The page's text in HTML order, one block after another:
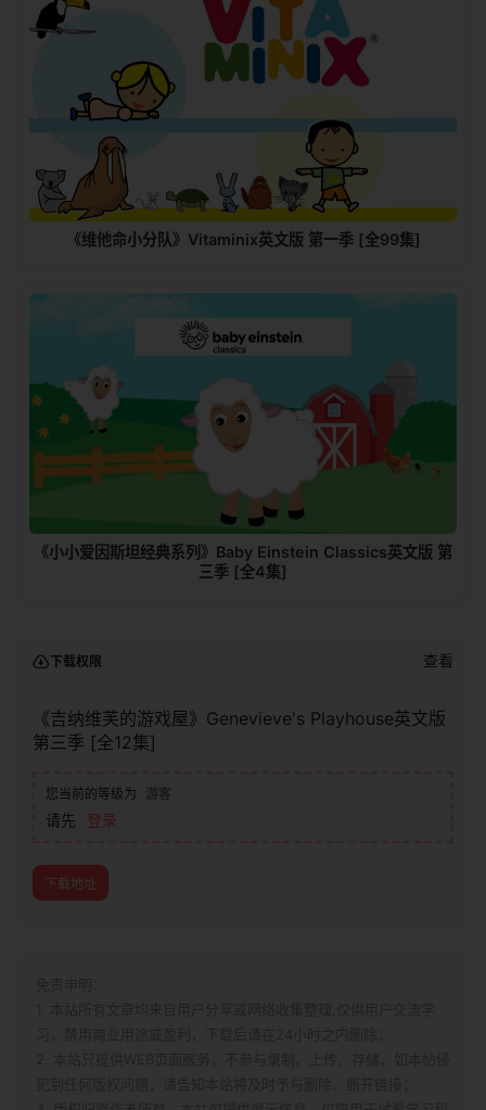
《维他命小分队》Vitaminix英文版 第一季 [全99集]
《小小爱因斯坦经典系列》Baby Einstein Classics英文版 第
三季 [全4集]
下载权限 查看
《吉纳维芙的游戏屋》Genevieve's Playhouse英文版
第三季 [全12集]
您当前的等级为 游客
请先 登录
下载地址